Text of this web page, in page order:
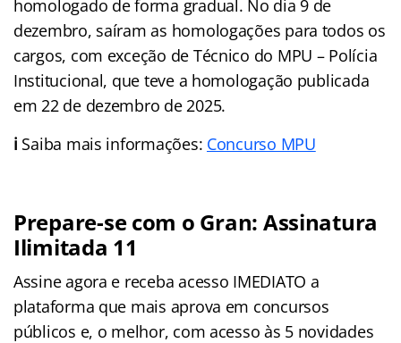
homologado de forma gradual. No dia 9 de
dezembro, saíram as homologações para todos os
cargos, com exceção de Técnico do MPU – Polícia
Institucional, que teve a homologação publicada
em 22 de dezembro de 2025.
ℹ️ Saiba mais informações: Concurso MPU
Prepare-se com o Gran: Assinatura
Ilimitada 11
Assine agora e receba acesso IMEDIATO a
plataforma que mais aprova em concursos
públicos e, o melhor, com acesso às 5 novidades